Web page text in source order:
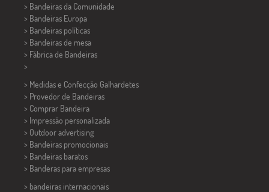
> Bandeiras da Comunidade
> Bandeiras Europa
> Bandeiras políticas
> Bandeiras de mesa
> Fábrica de Bandeiras
>
> Medidas e Confecção Galhardetes
> Provedor de Bandeiras
> Comprar Bandeira
> Impressão personalizada
> Outdoor advertising
> Bandeiras promocionais
> Bandeiras baratos
> Banderas para empresas
> bandeiras internacionais